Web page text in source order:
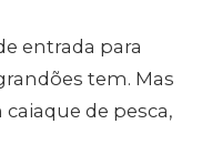
entrada para
tem. Mas
de pesca,